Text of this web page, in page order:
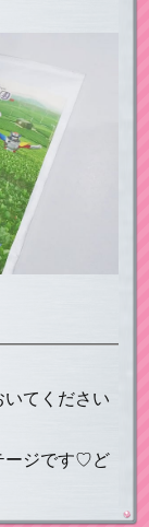
てください
ージです♡ど